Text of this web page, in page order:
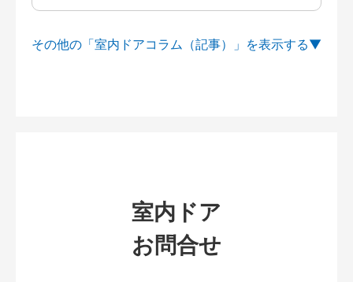
その他の「室内ドアコラム（記事）」を
室内ドア
お問合せ